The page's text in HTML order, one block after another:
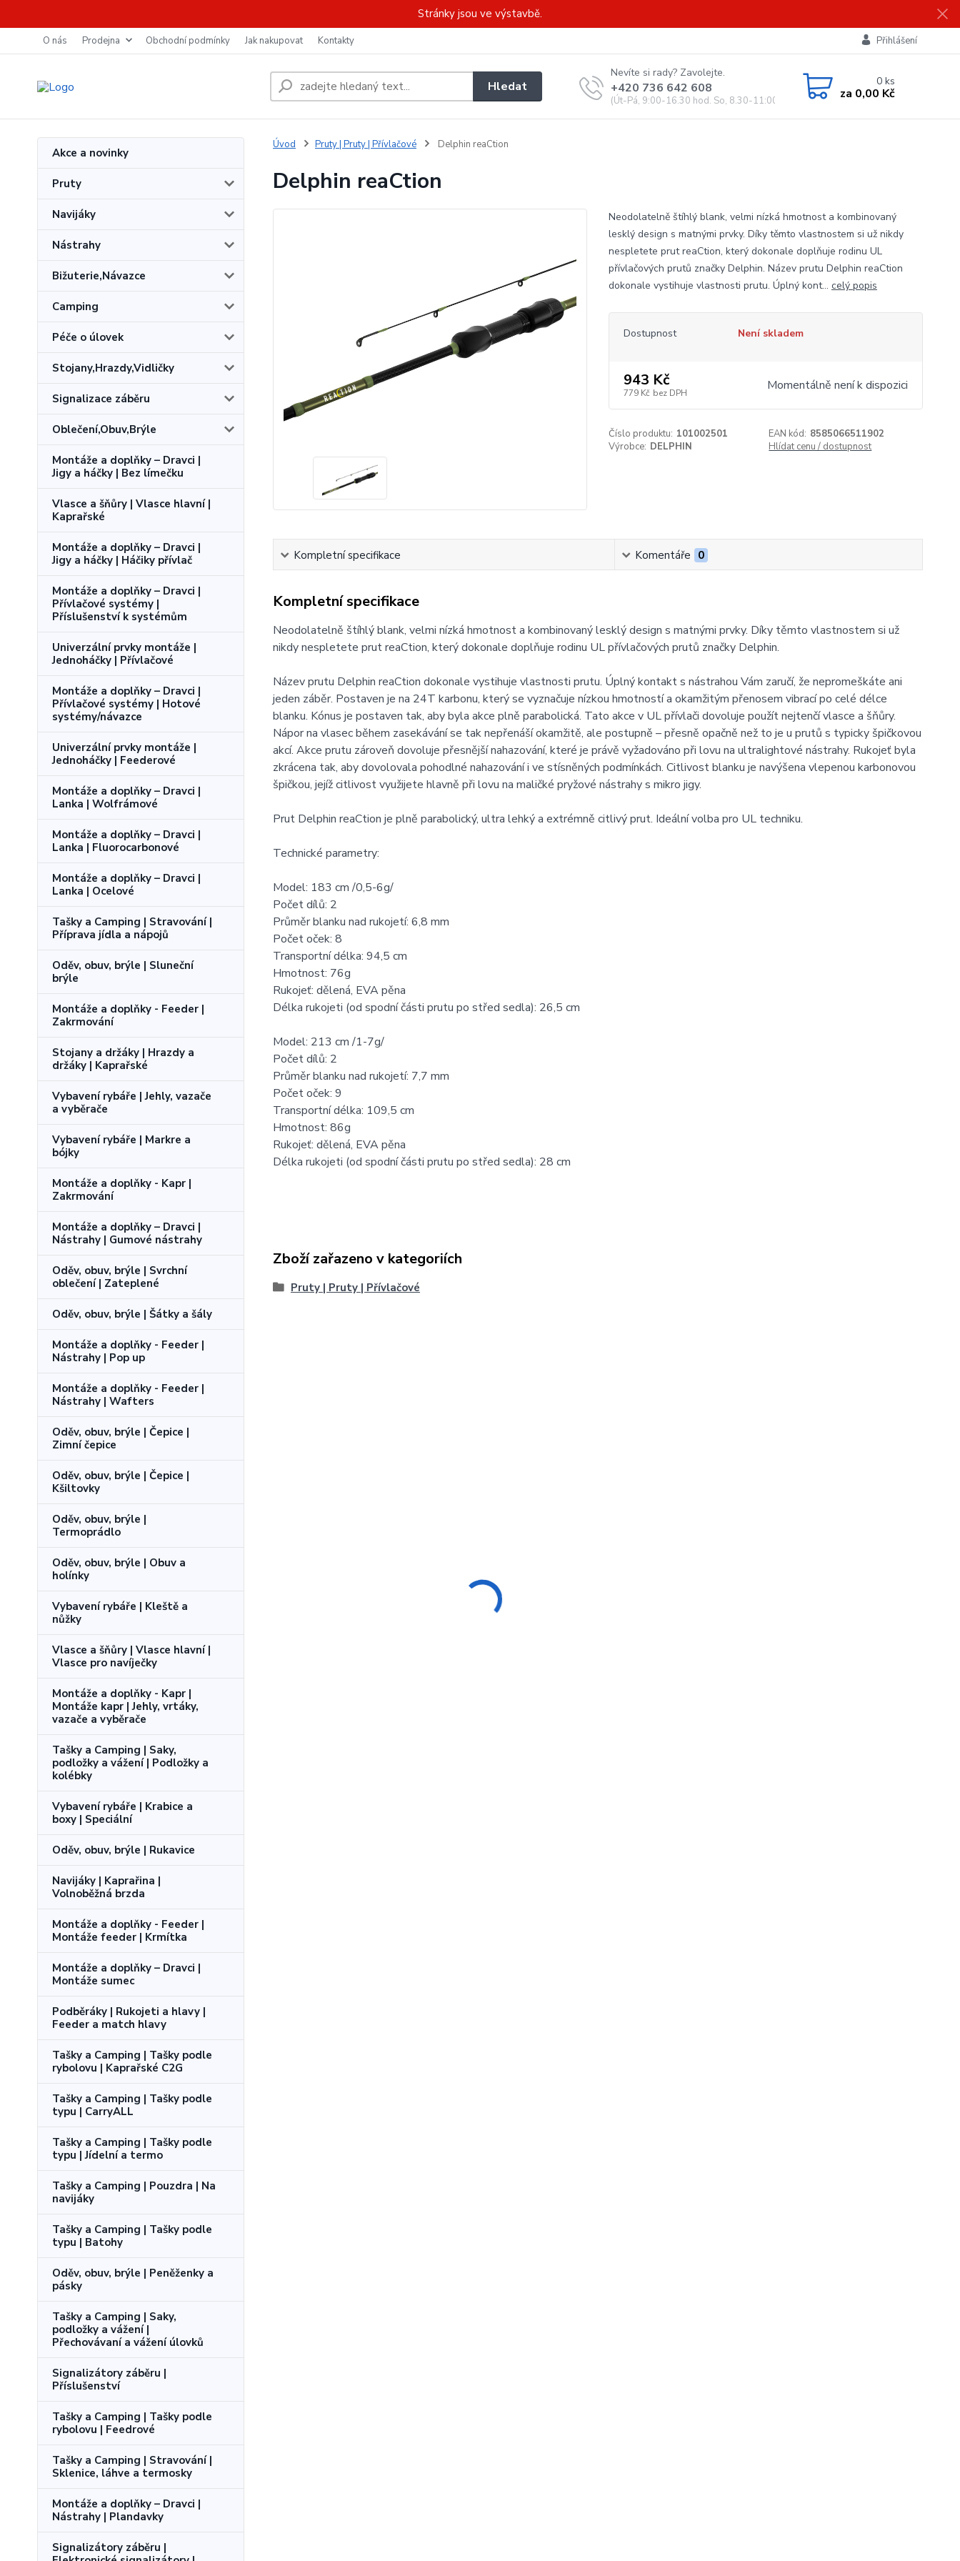
Stránky jsou ve výstavbě.
O nás Prodejna Obchodní podmínky Jak nakupovat Kontakty Přihlášení
Hledat
Nevíte si rady? Zavolejte.
+420 736 642 608
(Út-Pá, 9:00-16.30 hod. So, 8.30-11:00 hod.)
0ks
za 0,00 Kč
Akce a novinky
Pruty
Navijáky
Nástrahy
Bižuterie,Návazce
Camping
Péče o úlovek
Stojany,Hrazdy,Vidličky
Signalizace záběru
Oblečení,Obuv,Brýle
Montáže a doplňky – Dravci |
Jigy a háčky | Bez límečku
Vlasce a šňůry | Vlasce hlavní |
Kaprařské
Montáže a doplňky – Dravci |
Jigy a háčky | Háčiky přívlač
Montáže a doplňky – Dravci |
Přívlačové systémy |
Příslušenství k systémům
Univerzální prvky montáže |
Jednoháčky | Přívlačové
Montáže a doplňky – Dravci |
Přívlačové systémy | Hotové
systémy/návazce
Univerzální prvky montáže |
Jednoháčky | Feederové
Montáže a doplňky – Dravci |
Lanka | Wolfrámové
Montáže a doplňky – Dravci |
Lanka | Fluorocarbonové
Montáže a doplňky – Dravci |
Lanka | Ocelové
Tašky a Camping | Stravování |
Příprava jídla a nápojů
Oděv, obuv, brýle | Sluneční
brýle
Montáže a doplňky - Feeder |
Zakrmování
Stojany a držáky | Hrazdy a
držáky | Kaprařské
Vybavení rybáře | Jehly, vazače
a vyběrače
Vybavení rybáře | Markre a
bójky
Montáže a doplňky - Kapr |
Zakrmování
Montáže a doplňky – Dravci |
Nástrahy | Gumové nástrahy
Oděv, obuv, brýle | Svrchní
oblečení | Zateplené
Oděv, obuv, brýle | Šátky a šály
Montáže a doplňky - Feeder |
Nástrahy | Pop up
Montáže a doplňky - Feeder |
Nástrahy | Wafters
Oděv, obuv, brýle | Čepice |
Zimní čepice
Oděv, obuv, brýle | Čepice |
Kšiltovky
Oděv, obuv, brýle |
Termoprádlo
Oděv, obuv, brýle | Obuv a
holínky
Vybavení rybáře | Kleště a
nůžky
Vlasce a šňůry | Vlasce hlavní |
Vlasce pro navíječky
Montáže a doplňky - Kapr |
Montáže kapr | Jehly, vrtáky,
vazače a vyběrače
Tašky a Camping | Saky,
podložky a vážení | Podložky a
kolébky
Vybavení rybáře | Krabice a
boxy | Speciální
Oděv, obuv, brýle | Rukavice
Navijáky | Kaprařina |
Volnoběžná brzda
Montáže a doplňky - Feeder |
Montáže feeder | Krmítka
Montáže a doplňky – Dravci |
Montáže sumec
Podběráky | Rukojeti a hlavy |
Feeder a match hlavy
Tašky a Camping | Tašky podle
rybolovu | Kaprařské C2G
Tašky a Camping | Tašky podle
typu | CarryALL
Tašky a Camping | Tašky podle
typu | Jídelní a termo
Tašky a Camping | Pouzdra | Na
navijáky
Tašky a Camping | Tašky podle
typu | Batohy
Oděv, obuv, brýle | Peněženky a
pásky
Tašky a Camping | Saky,
podložky a vážení |
Přechovávaní a vážení úlovků
Signalizátory záběru |
Příslušenství
Tašky a Camping | Tašky podle
rybolovu | Feedrové
Tašky a Camping | Stravování |
Sklenice, láhve a termosky
Montáže a doplňky – Dravci |
Nástrahy | Plandavky
Signalizátory záběru |
Úvod Pruty | Pruty | Přívlačové Delphin reaCtion
Delphin reaCtion
Neodolatelně štíhlý blank, velmi nízká hmotnost a kombinovaný
lesklý design s matnými prvky. Díky těmto vlastnostem si už nikdy
nespletete prut reaCtion, který dokonale doplňuje rodinu UL
přívlačových prutů značky Delphin. Název prutu Delphin reaCtion
dokonale vystihuje vlastnosti prutu. Úplný kont... celý popis
Dostupnost Není skladem
943 Kč
779 Kč bez DPH Momentálně není k dispozici
Číslo produktu: 101002501 EAN kód: 8585066511902
Výrobce: DELPHIN Hlídat cenu / dostupnost
Kompletní specifikace Komentáře 0
Kompletní specifikace
Neodolatelně štíhlý blank, velmi nízká hmotnost a kombinovaný lesklý design s matnými prvky. Díky těmto vlastnostem si už
nikdy nespletete prut reaCtion, který dokonale doplňuje rodinu UL přívlačových prutů značky Delphin.
Název prutu Delphin reaCtion dokonale vystihuje vlastnosti prutu. Úplný kontakt s nástrahou Vám zaručí, že nepromeškáte ani
jeden záběr. Postaven je na 24T karbonu, který se vyznačuje nízkou hmotností a okamžitým přenosem vibrací po celé délce
blanku. Kónus je postaven tak, aby byla akce plně parabolická. Tato akce v UL přívlači dovoluje použít nejtenčí vlasce a šňůry.
Nápor na vlasec během zasekávání se tak nepřenáší okamžitě, ale postupně – přesně opačně než to je u prutů s typicky špičkovou
akcí. Akce prutu zároveň dovoluje přesnější nahazování, které je právě vyžadováno při lovu na ultralightové nástrahy. Rukojeť byla
zkrácena tak, aby dovolovala pohodlné nahazování i ve stísněných podmínkách. Citlivost blanku je navýšena vlepenou karbonovou
špičkou, jejíž citlivost využijete hlavně při lovu na maličké pryžové nástrahy s mikro jigy.
Prut Delphin reaCtion je plně parabolický, ultra lehký a extrémně citlivý prut. Ideální volba pro UL techniku.
Technické parametry:
Model: 183 cm /0,5-6g/
Počet dílů: 2
Průměr blanku nad rukojetí: 6,8 mm
Počet oček: 8
Transportní délka: 94,5 cm
Hmotnost: 76g
Rukojeť: dělená, EVA pěna
Délka rukojeti (od spodní části prutu po střed sedla): 26,5 cm
Model: 213 cm /1-7g/
Počet dílů: 2
Průměr blanku nad rukojetí: 7,7 mm
Počet oček: 9
Transportní délka: 109,5 cm
Hmotnost: 86g
Rukojeť: dělená, EVA pěna
Délka rukojeti (od spodní části prutu po střed sedla): 28 cm
Zboží zařazeno v kategoriích
Pruty | Pruty | Přívlačové